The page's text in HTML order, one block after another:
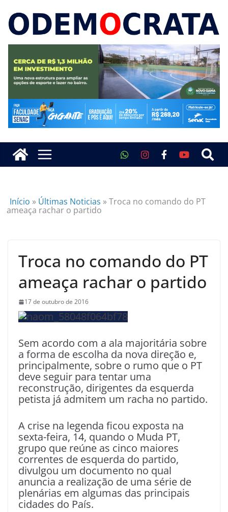
Início » Últimas Noticias »Troca no comando do PT
ameaça rachar o partido
Troca no comando do PT
ameaça rachar o partido
17 de outubro de 2016
Sem acordo com a ala majoritária sobre
a forma de escolha da nova direção e,
principalmente, sobre o rumo que o PT
deve seguir para tentar uma
reconstrução, dirigentes da esquerda
petista já admitem um racha no partido.
A crise na legenda ficou exposta na
sexta-feira, 14, quando o Muda PT,
grupo que reúne as cinco maiores
correntes de esquerda do partido,
divulgou um documento no qual
anuncia a realização de uma série de
plenárias em algumas das principais
cidades do País.